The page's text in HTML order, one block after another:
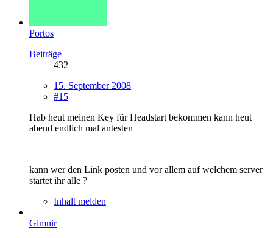
Portos
Beiträge
432
15. September 2008
#15
Hab heut meinen Key für Headstart bekommen kann heut
abend endlich mal antesten
kann wer den Link posten und vor allem auf welchem server
startet ihr alle ?
Inhalt melden
Gimnir